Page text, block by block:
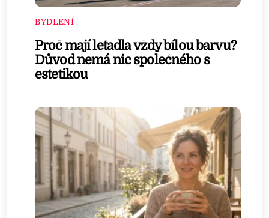
BYDLENÍ
Proč mají letadla vždy bílou barvu?
Důvod nemá nic společného s
estetikou